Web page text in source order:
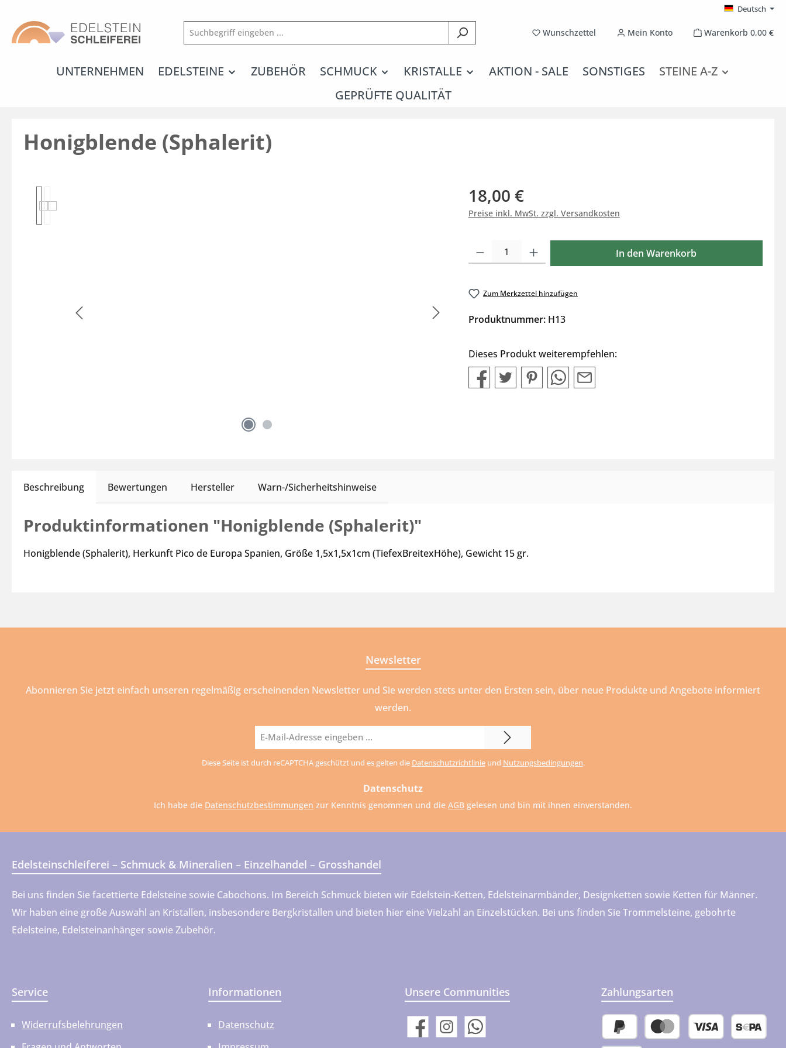
Deutsch
Wunschzettel Du hast 0 Produkte auf dem Merkzettel
Mein Konto Warenkorb 0,00 €
UNTERNEHMEN EDELSTEINE ZUBEHÖR SCHMUCK KRISTALLE AKTION - SALE SONSTIGES
STEINE A-Z
GEPRÜFTE QUALITÄT
Honigblende (Sphalerit)
18,00 €
Preise inkl. MwSt. zzgl. Versandkosten
Produkt Anzahl: Gib den gewünschten Wert ein oder benutze die Schaltflächen um die
In den Warenkorb
Zum Merkzettel hinzufügen
Produktnummer: H13
Dieses Produkt weiterempfehlen:
Beschreibung Bewertungen Hersteller Warn-/Sicherheitshinweise
Produktinformationen "Honigblende (Sphalerit)"
Honigblende (Sphalerit), Herkunft Pico de Europa Spanien, Größe 1,5x1,5x1cm (TiefexBreitexHöhe), Gewicht 15 gr.
Newsletter
Abonnieren Sie jetzt einfach unseren regelmäßig erscheinenden Newsletter und Sie werden stets unter den Ersten sein, über neue Produkte und Angebote informiert
werden.
E-
Mail-
Diese Seite ist durch reCAPTCHA geschützt und es gelten die Datenschutzrichtlinieund Nutzungsbedingungen.
Datenschutz
Ich habe die Datenschutzbestimmungen zur Kenntnis genommen und die AGB gelesen und bin mit ihnen einverstanden.
Edelsteinschleiferei – Schmuck & Mineralien – Einzelhandel – Grosshandel
Bei uns finden Sie facettierte Edelsteine sowie Cabochons. Im Bereich Schmuck bieten wir Edelstein-Ketten, Edelsteinarmbänder, Designketten sowie Ketten für Männer.
Wir haben eine große Auswahl an Kristallen, insbesondere Bergkristallen und bieten hier eine Vielzahl an Einzelstücken. Bei uns finden Sie Trommelsteine, gebohrte
Edelsteine, Edelsteinanhänger sowie Zubehör.
Service
Widerrufsbelehrungen
Informationen
Datenschutz
Unsere Communities
FacebookInstagramWhatsApp
Zahlungsarten